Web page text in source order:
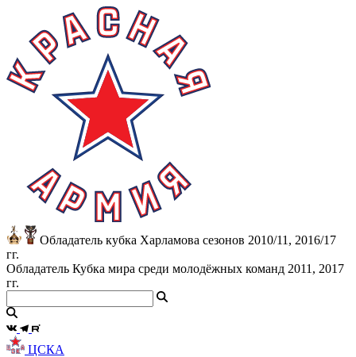
Обладатель кубка Харламова сезонов 2010/11, 2016/17
гг.
Обладатель Кубка мира среди молодёжных команд 2011, 2017
гг.
ЦСКА